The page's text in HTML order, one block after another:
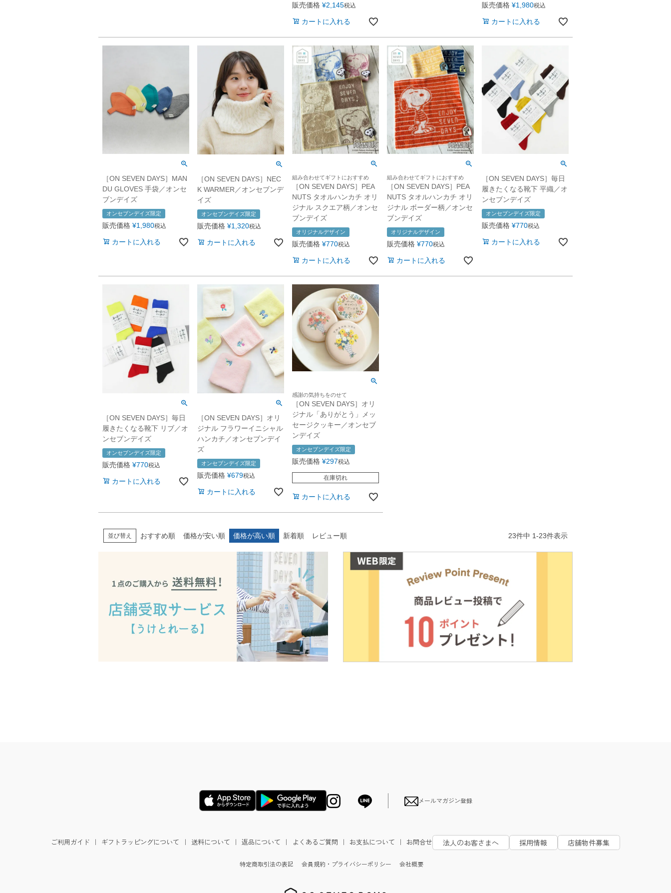
販売価格 ¥2,145税込
カートに入れる
販売価格 ¥1,980税込
カートに入れる
［ON SEVEN DAYS］MAN
DU GLOVES 手袋／オンセ
ブンデイズ
オンセブンデイズ限定
販売価格 ¥1,980税込
カートに入れる
［ON SEVEN DAYS］NEC
K WARMER／オンセブンデ
イズ
オンセブンデイズ限定
販売価格 ¥1,320税込
カートに入れる
組み合わせてギフトにおすすめ
［ON SEVEN DAYS］PEA
NUTS タオルハンカチ オリ
ジナル スクエア柄／オンセ
ブンデイズ
オリジナルデザイン
販売価格 ¥770税込
カートに入れる
組み合わせてギフトにおすすめ
［ON SEVEN DAYS］PEA
NUTS タオルハンカチ オリ
ジナル ボーダー柄／オンセ
ブンデイズ
オリジナルデザイン
販売価格 ¥770税込
カートに入れる
［ON SEVEN DAYS］毎日
履きたくなる靴下 平織／オ
ンセブンデイズ
オンセブンデイズ限定
販売価格 ¥770税込
カートに入れる
［ON SEVEN DAYS］毎日
履きたくなる靴下 リブ／オ
ンセブンデイズ
オンセブンデイズ限定
販売価格 ¥770税込
カートに入れる
［ON SEVEN DAYS］オリ
ジナル フラワーイニシャル
ハンカチ／オンセブンデイ
ズ
オンセブンデイズ限定
販売価格 ¥679税込
カートに入れる
感謝の気持ちをのせて
［ON SEVEN DAYS］オリ
ジナル「ありがとう」メッ
セージクッキー／オンセブ
ンデイズ
オンセブンデイズ限定
販売価格 ¥297税込
在庫切れ
カートに入れる
並び替え おすすめ順 価格が安い順 価格が高い順 新着順 レビュー順 23件中 1-23件表示
メールマガジン登録
ご利用ガイド ｜ ギフトラッピングについて ｜ 送料について ｜ 返品について ｜ よくあるご質問 ｜ お支払について ｜ お問合せ 法人のお客さまへ 採用情報 店舗物件募集
特定商取引法の表記 会員規約・プライバシーポリシー 会社概要